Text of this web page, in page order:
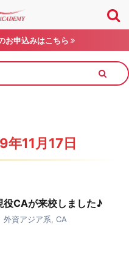
お申込みはこちら
年11月17日
役CAが来校しました♪
外資アジア系 CA